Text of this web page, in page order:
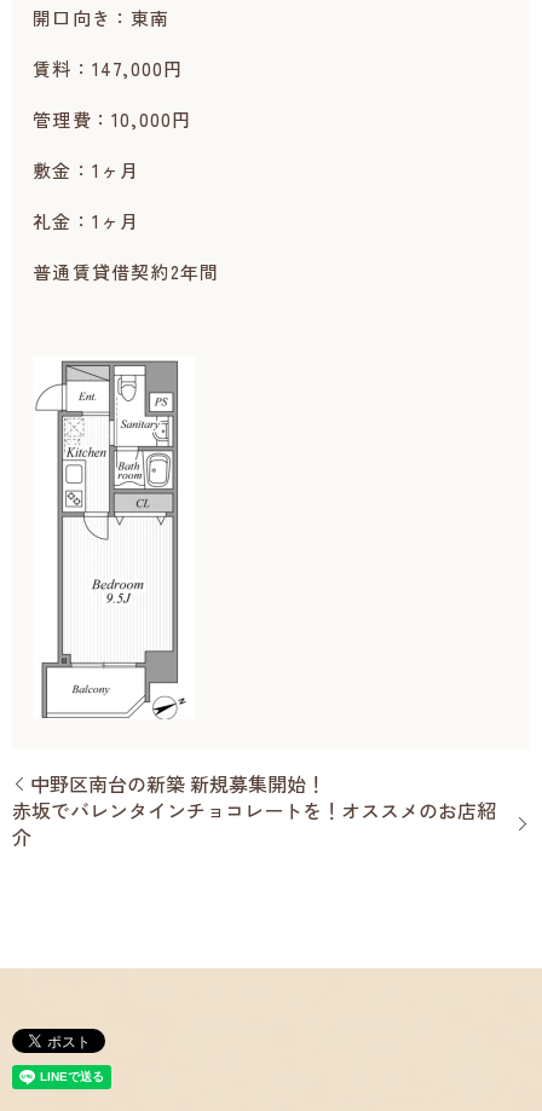
開口向き：東南
賃料：147,000円
管理費：10,000円
敷金：1ヶ月
礼金：1ヶ月
普通賃貸借契約2年間
中野区南台の新築 新規募集開始！
赤坂でバレンタインチョコレートを！オススメのお店紹
介